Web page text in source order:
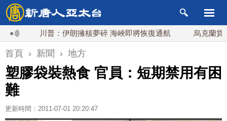
川普：伊朗擁核夢碎 海峽即將恢復通航 烏克蘭貨機旁
首頁 › 新聞 › 地方
塑膠袋裝熱食 官員：短期禁用有困
難
更新時間：2011-07-01 20:20:47